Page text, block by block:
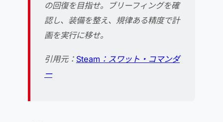
の回復を目指せ。ブリーフィングを確
認し、装備を整え、規律ある精度で計
画を実行に移せ。
引用元： Steam：スワット・コマンダ
ー